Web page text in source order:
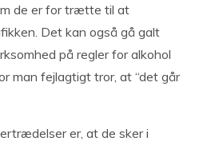
de er for trætte til at
Det kan også gå galt
på regler for alkohol
man fejlagtigt tror, at “det går
er, at de sker i